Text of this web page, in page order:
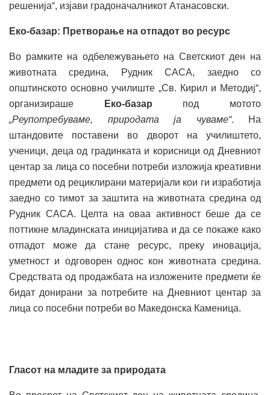
решенија“, изјави градоначалникот Атанасовски.
Еко-базар: Претворање на отпадот во ресурс
Во рамките на одбележувањето на Светскиот ден на
животната средина, Рудник САСА, заедно со
општинското основно училиште „Св. Кирил и Методиј“,
организираше
Еко-базар под мотото
„Реупотребуваме, природата ја чуваме“. На
штандовите поставени во дворот на училиштето,
ученици, деца од градинката и корисници од Дневниот
центар за лица со посебни потреби изложија креативни
предмети од рециклирани материјали кои ги изработија
заедно со тимот за заштита на животната средина од
Рудник САСА. Целта на оваа активност беше да се
поттикне младинската иницијатива и да се покаже како
отпадот може да стане ресурс, преку иновација,
уметност и одговорен однос кон животната средина.
Средствата од продажбата на изложените предмети ќе
бидат донирани за потребите на Дневниот центар за
лица со посебни потреби во Македонска Каменица.
Гласот на младите за природата